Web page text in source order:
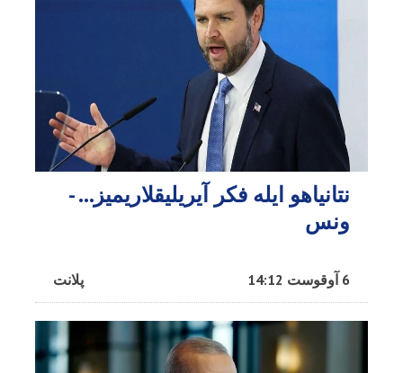
نتانیاهو ایله فکر آیریلیقلاریمیز… -
ونس
پلانت 6 آوقوست 14:12